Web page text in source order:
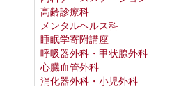
高齢診療科
メンタルヘルス科
睡眠学寄附講座
呼吸器外科・甲状腺外科
心臓血管外科
消化器外科・小児外科